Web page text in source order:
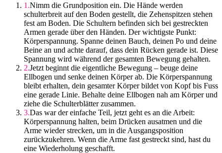
Nimm die Grundposition ein. Die Hände werden
schulterbreit auf den Boden gestellt, die Zehenspitzen stehen
fest am Boden. Die Schultern befinden sich bei gestreckten
Armen gerade über den Händen. Der wichtigste Punkt:
Körperspannung. Spanne deinen Bauch, deinen Po und deine
Beine an und achte darauf, dass dein Rücken gerade ist. Diese
Spannung wird während der gesamten Bewegung gehalten.
Jetzt beginnt die eigentliche Bewegung – beuge deine
Ellbogen und senke deinen Körper ab. Die Körperspannung
bleibt erhalten, dein gesamter Körper bildet von Kopf bis Fuss
eine gerade Linie. Behalte deine Ellbogen nah am Körper und
ziehe die Schulterblätter zusammen.
Das war der einfache Teil, jetzt geht es an die Arbeit:
Körperspannung halten, beim Drücken ausatmen und die
Arme wieder strecken, um in die Ausgangsposition
zurückzukehren. Wenn die Arme fast gestreckt sind, hast du
eine Wiederholung geschafft.